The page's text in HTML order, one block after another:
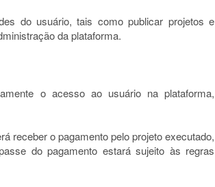
do usuário, tais como publicar projetos e
da plataforma.
o acesso ao usuário na plataforma,
receber o pagamento pelo projeto executado,
do pagamento estará sujeito às regras